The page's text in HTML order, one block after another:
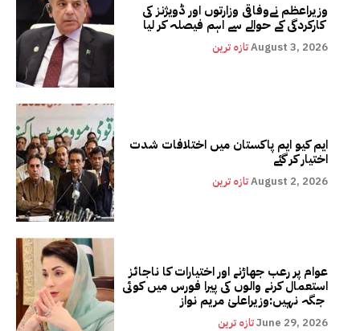
وزیراعظم نےوفاقی وزارتوں اور ڈویژنز کی
کارکردگی کے حوالے سے اہم فیصلہ کر لیا
تازہ ترینAugust 3, 2026
ایم کیو ایم پاکستان میں اختلافات شدت
اختیار کر گئے
تازہ ترینAugust 2, 2026
عوام پر رعب جھاڑنے اور اختیارات کا ناجائز
استعمال کرنے والوں کی پیرا فورس میں کوئی
تازہ ترینJune 29, 2026